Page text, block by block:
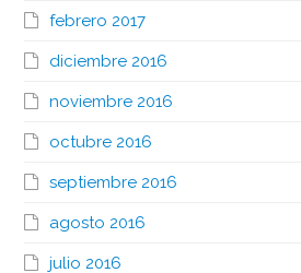
febrero 2017
diciembre 2016
noviembre 2016
octubre 2016
septiembre 2016
agosto 2016
julio 2016